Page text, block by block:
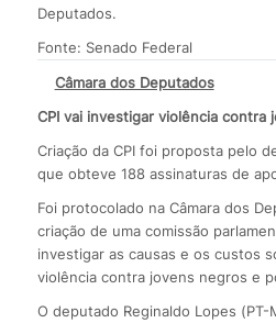
Deputados.
Fonte: Senado Federal
Câmara dos Deputados
CPI vai investigar violência contra
Criação da CPI foi proposta pelo
que obteve 188 assinaturas de
Foi protocolado na Câmara dos
criação de uma comissão
investigar as causas e os custos
violência contra jovens negros e
O deputado Reginaldo Lopes